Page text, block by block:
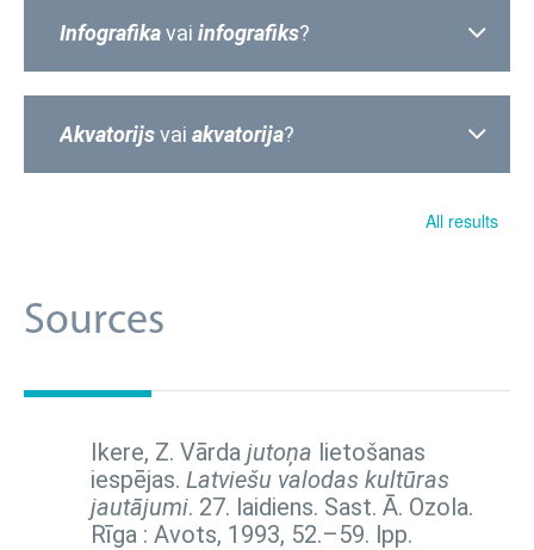
Infografikavai infografiks?
Akvatorijsvai akvatorija?
All results
Sources
Ikere, Z. Vārda jutoņa lietošanas
iespējas. Latviešu valodas kultūras
jautājumi. 27. laidiens. Sast. Ā. Ozola.
Rīga : Avots, 1993, 52.–59. lpp.